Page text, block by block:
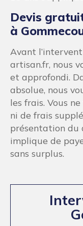
Devis
à
Avant
artisan.fr, nous
et approfondi.
absolue, nous
les frais. Vous
ni de frais
présentation du
implique de
sans surplus.